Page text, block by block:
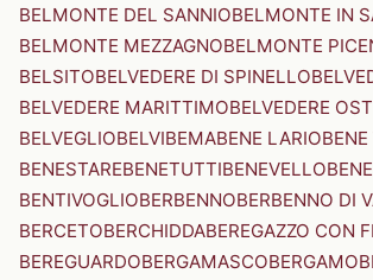
BELMONTE DEL SANNIOBELMONTE IN
BELMONTE MEZZAGNOBELMONTE
BELSITOBELVEDERE DI SPINELLO
BELVEDERE MARITTIMOBELVEDERE
BELVEGLIOBELVIBEMABENE LARIO
BENESTAREBENETUTTIBENEVELLO
BENTIVOGLIOBERBENNOBERBENNO DI
BERCETOBERCHIDDABEREGAZZO CON
BEREGUARDOBERGAMASCOBERGAMO